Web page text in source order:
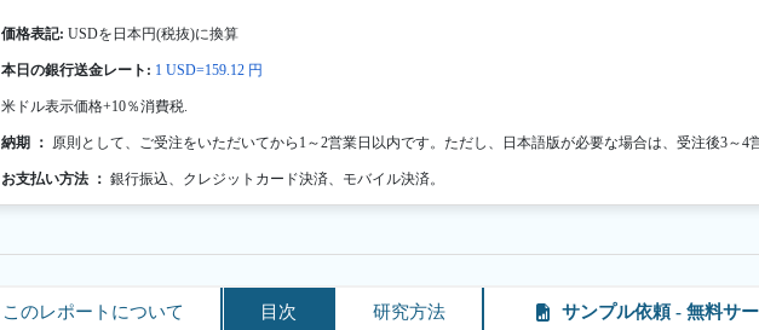
価格表記: USDを日本円(税抜)に換算
本日の銀行送金レート: 1 USD=159.12 円
米ドル表示価格+10％消費税.
納期 ： 原則として、ご受注をいただいてから1～2営業日以内です。ただし、日本語版が必要な場合は、受注後3～4
お支払い方法 ： 銀行振込、クレジットカード決済、モバイル決済。
このレポートについて 目次 研究方法 サンプル依頼 - 無料サ